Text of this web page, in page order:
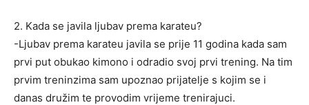
2. Kada se javila ljubav prema karateu?
-Ljubav prema karateu javila se prije 11 godina kada sam
prvi put obukao kimono i odradio svoj prvi trening. Na tim
prvim treninzima sam upoznao prijatelje s kojim se i
danas družim te provodim vrijeme trenirajuci.